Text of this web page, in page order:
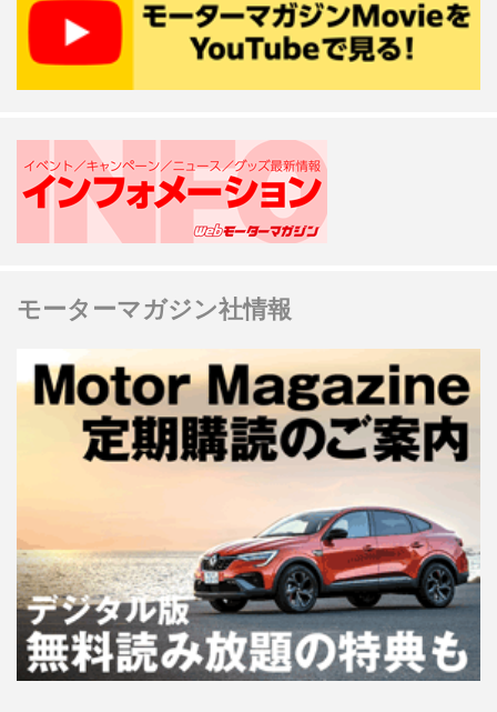
モーターマガジン社情報